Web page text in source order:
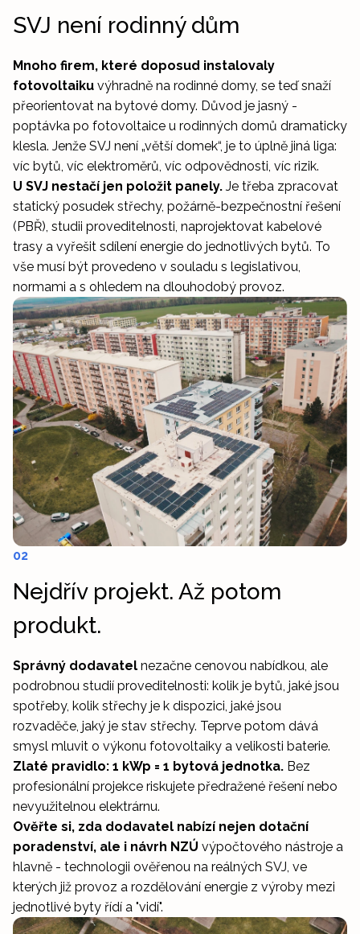
SVJ není rodinný dům
Mnoho firem, které doposud instalovaly
fotovoltaiku výhradně na rodinné domy, se teď snaží
přeorientovat na bytové domy. Důvod je jasný -
poptávka po fotovoltaice u rodinných domů dramaticky
klesla. Jenže SVJ není „větší domek“, je to úplně jiná liga:
víc bytů, víc elektroměrů, víc odpovědnosti, víc rizik.
U SVJ nestačí jen položit panely. Je třeba zpracovat
statický posudek střechy, požárně-bezpečnostní řešení
(PBŘ), studii proveditelnosti, naprojektovat kabelové
trasy a vyřešit sdílení energie do jednotlivých bytů. To
vše musí být provedeno v souladu s legislativou,
normami a s ohledem na dlouhodobý provoz.
02
Nejdřív projekt. Až potom
produkt.
Správný dodavatel nezačne cenovou nabídkou, ale
podrobnou studií proveditelnosti: kolik je bytů, jaké jsou
spotřeby, kolik střechy je k dispozici, jaké jsou
rozvaděče, jaký je stav střechy. Teprve potom dává
smysl mluvit o výkonu fotovoltaiky a velikosti baterie.
Zlaté pravidlo: 1 kWp = 1 bytová jednotka. Bez
profesionální projekce riskujete předražené řešení nebo
nevyužitelnou elektrárnu.
Ověřte si, zda dodavatel nabízí nejen dotační
poradenství, ale i návrh NZÚ výpočtového nástroje a
hlavně - technologii ověřenou na reálných SVJ, ve
kterých již provoz a rozdělování energie z výroby mezi
jednotlivé byty řídí a "vidí".